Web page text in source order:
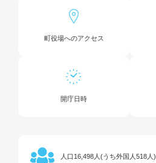
町役場へのアクセス
開庁日時
人口 16,498人(うち外国人518人)